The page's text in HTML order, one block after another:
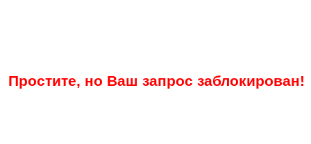
Простите, но Ваш запрос заблокирован!